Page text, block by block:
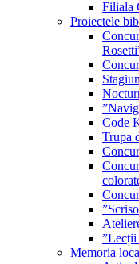
Filiala
Proiectele
Code
Trupa
”Lecții
Memoria